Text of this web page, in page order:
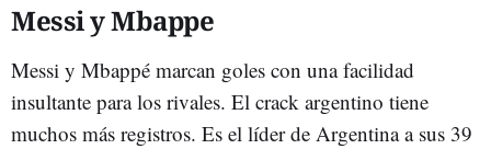
Messi y Mbappe
Messi y Mbappé marcan goles con una facilidad
insultante para los rivales. El crack argentino tiene
muchos más registros. Es el líder de Argentina a sus 39